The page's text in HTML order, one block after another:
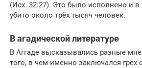
(Исх. 32:27). Это было исполнено и в
убито около трёх тысяч человек.
В агадической литературе
В Аггаде высказывались разные
того, в чем именно заключался грех